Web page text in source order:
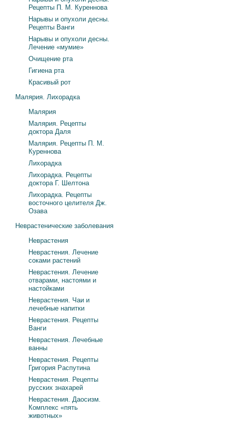
Рецепты П. М. Куреннова
Нарывы и опухоли десны.
Рецепты Ванги
Нарывы и опухоли десны.
Лечение «мумие»
Очищение рта
Гигиена рта
Красивый рот
Малярия. Лихорадка
Малярия
Малярия. Рецепты
доктора Даля
Малярия. Рецепты П. М.
Куреннова
Лихорадка
Лихорадка. Рецепты
доктора Г. Шелтона
Лихорадка. Рецепты
восточного целителя Дж.
Озава
Неврастенические заболевания
Неврастения
Неврастения. Лечение
соками растений
Неврастения. Лечение
отварами, настоями и
настойками
Неврастения. Чаи и
лечебные напитки
Неврастения. Рецепты
Ванги
Неврастения. Лечебные
ванны
Неврастения. Рецепты
Григория Распутина
Неврастения. Рецепты
русских знахарей
Неврастения. Даосизм.
Комплекс «пять
животных»